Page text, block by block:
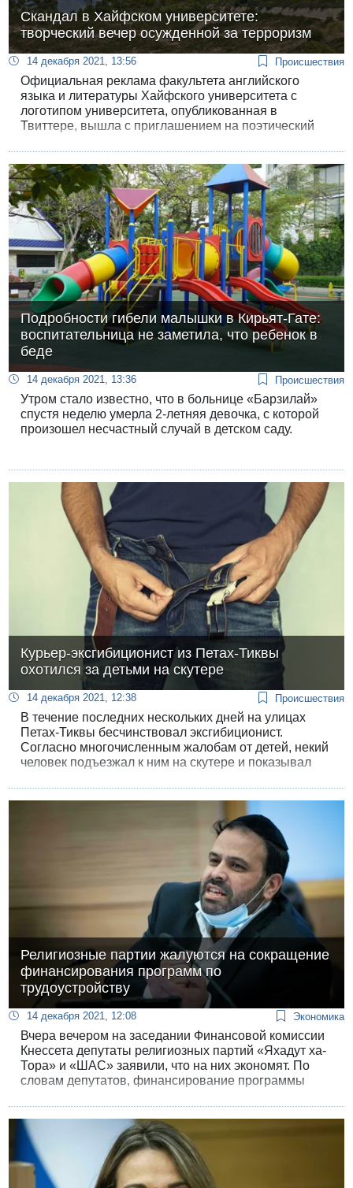
Скандал в Хайфском университете:
творческий вечер осужденной за терроризм
14 декабря 2021, 13:56 Происшествия
Официальная реклама факультета английского
языка и литературы Хайфского университета с
логотипом университета, опубликованная в
Твиттере, вышла с приглашением на поэтический
из Нижней Галилеи, отсидевшей срок за терроризм
и подстрекательство к насилию.
Подробности гибели малышки в Кирьят-Гате:
воспитательница не заметила, что ребенок в
беде
14 декабря 2021, 13:36 Происшествия
Утром стало известно, что в больнице «Барзилай»
спустя неделю умерла 2-летняя девочка, с которой
произошел несчастный случай в детском саду.
Курьер-эксгибиционист из Петах-Тиквы
охотился за детьми на скутере
14 декабря 2021, 12:38 Происшествия
В течение последних нескольких дней на улицах
Петах-Тиквы бесчинствовал эксгибиционист.
Согласно многочисленным жалобам от детей, некий
человек подъезжал к ним на скутере и показывал
Религиозные партии жалуются на сокращение
финансирования программ по
трудоустройству
14 декабря 2021, 12:08 Экономика
Вчера вечером на заседании Финансовой комиссии
Кнессета депутаты религиозных партий «Яхадут ха-
Тора» и «ШАС» заявили, что на них экономят. По
словам депутатов, финансирование программы
секторах резко сократилось практически до нуля.